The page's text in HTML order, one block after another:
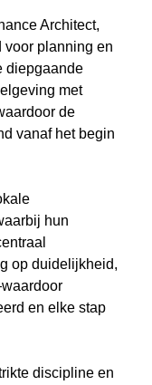
Architect,
planning en
diepgaande
met
de
vanaf het begin
hun
op duidelijkheid,
en elke stap
discipline en